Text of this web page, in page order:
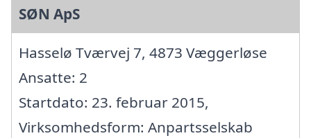
SØN ApS
Hasselø Tværvej 7, 4873 Væggerløse
Ansatte: 2
Startdato: 23. februar 2015,
Virksomhedsform: Anpartsselskab